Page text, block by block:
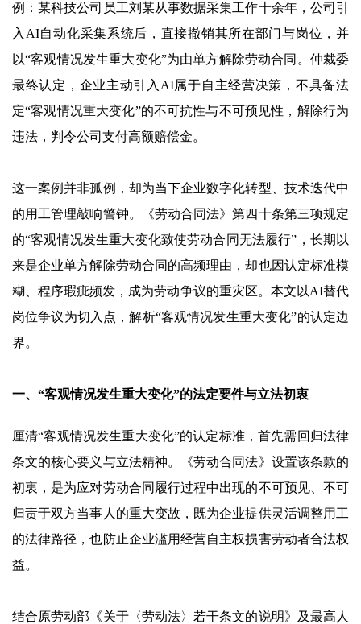
例：某科技公司员工刘某从事数据采集工作十余年，公司引
入AI自动化采集系统后，直接撤销其所在部门与岗位，并
以“客观情况发生重大变化”为由单方解除劳动合同。仲裁委
最终认定，企业主动引入AI属于自主经营决策，不具备法
定“客观情况重大变化”的不可抗性与不可预见性，解除行为
违法，判令公司支付高额赔偿金。
这一案例并非孤例，却为当下企业数字化转型、技术迭代中
的用工管理敲响警钟。《劳动合同法》第四十条第三项规定
的“客观情况发生重大变化致使劳动合同无法履行”，长期以
来是企业单方解除劳动合同的高频理由，却也因认定标准模
糊、程序瑕疵频发，成为劳动争议的重灾区。本文以AI替代
岗位争议为切入点，解析“客观情况发生重大变化”的认定边
界。
一、“客观情况发生重大变化”的法定要件与立法初衷
厘清“客观情况发生重大变化”的认定标准，首先需回归法律
条文的核心要义与立法精神。《劳动合同法》设置该条款的
初衷，是为应对劳动合同履行过程中出现的不可预见、不可
归责于双方当事人的重大变故，既为企业提供灵活调整用工
的法律路径，也防止企业滥用经营自主权损害劳动者合法权
益。
结合原劳动部《关于〈劳动法〉若干条文的说明》及最高人